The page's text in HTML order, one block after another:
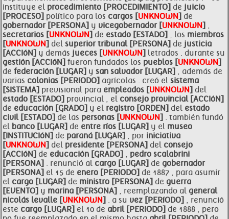
instituye el procedimiento [PROCEDIMIENTO] de juicio
[PROCESO] político para los cargos [UNKNOWN] de
gobernador [PERSONA] y vicegobernador [UNKNOWN] ,
secretarios [UNKNOWN] de estado [ESTADO] , los miembros
[UNKNOWN] del superior tribunal [PERSONA] de justicia
[ACCIóN] y demás jueces [UNKNOWN] letrados . durante su
gestión [ACCIóN] fueron fundados los pueblos [UNKNOWN]
de federación [LUGAR] y san salvador [LUGAR] , además de
varias colonias [PERíODO] agrícolas . creó el sistema
[SISTEMA] previsional para empleados [UNKNOWN] del
estado [ESTADO] provincial , el consejo provincial [ACCIóN]
de educación [GRADO] y el registro [ORDEN] del estado
civil [ESTADO] de las personas [UNKNOWN] . también fundó
el banco [LUGAR] de entre ríos [LUGAR] y el museo
[INSTITUCIóN] de paraná [LUGAR] , por iniciativa
[UNKNOWN] del presidente [PERSONA] del consejo
[ACCIóN] de educación [GRADO] , pedro scalabrini
[PERSONA] . renunció al cargo [LUGAR] de gobernador
[PERSONA] el 15 de enero [PERIODO] de 1887 , para asumir
el cargo [LUGAR] de ministro [PERSONA] de guerra
[EVENTO] y marina [PERSONA] , reemplazando al general
nicolás levalle [UNKNOWN] . a su vez [PERíODO] , renunció
este cargo [LUGAR] el 10 de abril [PERIODO] de 1888 , pero